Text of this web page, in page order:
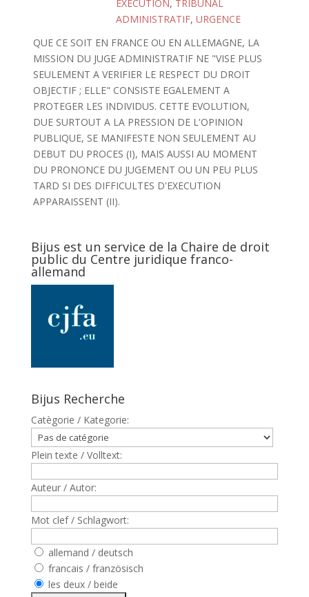
EXECUTION, TRIBUNAL
ADMINISTRATIF, URGENCE
QUE CE SOIT EN FRANCE OU EN ALLEMAGNE, LA
MISSION DU JUGE ADMINISTRATIF NE "VISE PLUS
SEULEMENT A VERIFIER LE RESPECT DU DROIT
OBJECTIF ; ELLE" CONSISTE EGALEMENT A
PROTEGER LES INDIVIDUS. CETTE EVOLUTION,
DUE SURTOUT A LA PRESSION DE L'OPINION
PUBLIQUE, SE MANIFESTE NON SEULEMENT AU
DEBUT DU PROCES (I), MAIS AUSSI AU MOMENT
DU PRONONCE DU JUGEMENT OU UN PEU PLUS
TARD SI DES DIFFICULTES D'EXECUTION
APPARAISSENT (II).
Bijus est un service de la Chaire de droit
public du Centre juridique franco-
allemand
Bijus Recherche
Catègorie / Kategorie:
Plein texte / Volltext:
Auteur / Autor:
Mot clef / Schlagwort:
allemand / deutsch
francais / französisch
les deux / beide